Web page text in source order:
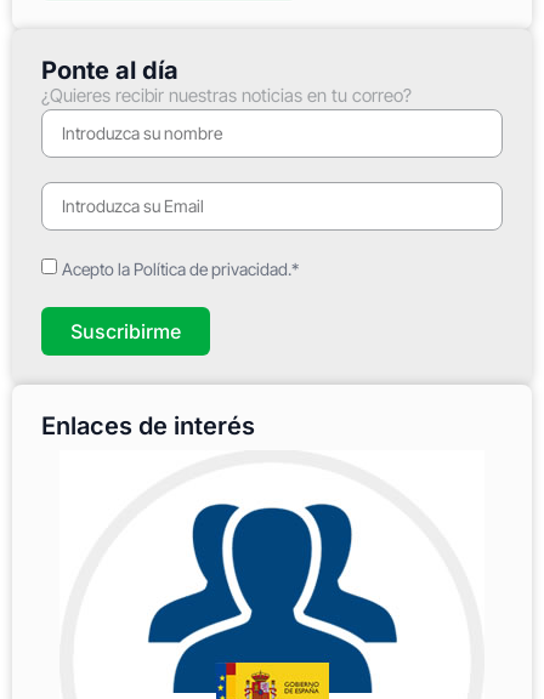
Ponte al día
¿Quieres recibir nuestras noticias en tu correo?
Acepto la Política de privacidad.*
Suscribirme
Enlaces de interés